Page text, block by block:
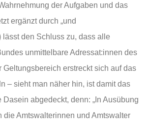
der Aufgaben und das
ergänzt durch „und
lässt den Schluss zu, dass alle
unmittelbare Adressat:innen des
Geltungsbereich erstreckt sich auf das
– sieht man näher hin, ist damit das
abgedeckt, denn: „In Ausübung
die Amtswalterinnen und Amtswalter